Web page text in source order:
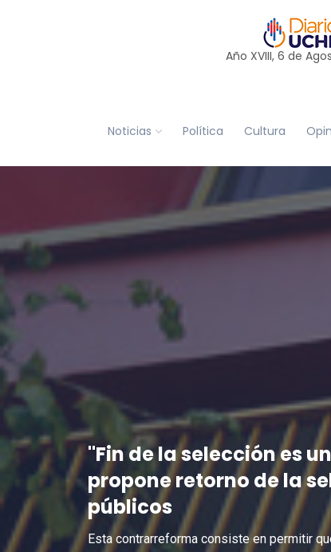
Año XVIII, 6 de
Noticias Política Cultura
"Fin de la selección es
propone retorno de la
públicos
Esta contrarreforma consiste en permitir